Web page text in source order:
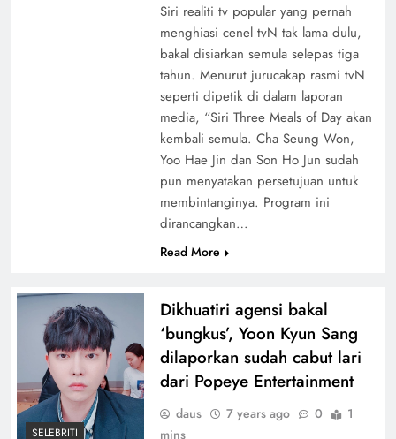
Siri realiti tv popular yang pernah
menghiasi cenel tvN tak lama dulu,
bakal disiarkan semula selepas tiga
tahun. Menurut jurucakap rasmi tvN
seperti dipetik di dalam laporan
media, “Siri Three Meals of Day akan
kembali semula. Cha Seung Won,
Yoo Hae Jin dan Son Ho Jun sudah
pun menyatakan persetujuan untuk
membintanginya. Program ini
dirancangkan…
Read More
SELEBRITI
Dikhuatiri agensi bakal
‘bungkus’, Yoon Kyun Sang
dilaporkan sudah cabut lari
dari Popeye Entertainment
daus 7 years ago 0
1
mins